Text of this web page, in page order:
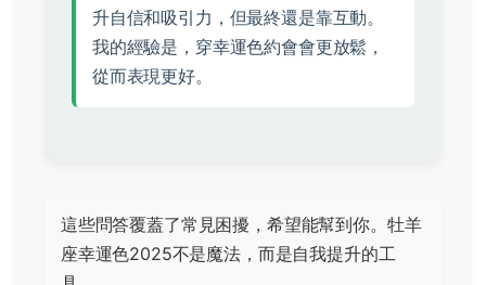
升自信和吸引力，但最終還是靠互動。
我的經驗是，穿幸運色約會會更放鬆，
從而表現更好。
這些問答覆蓋了常見困擾，希望能幫到你。牡羊
座幸運色2025不是魔法，而是自我提升的工